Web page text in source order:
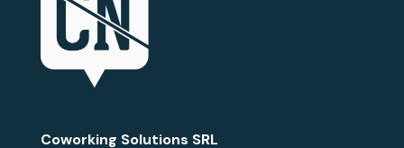
Coworking Solutions SRL